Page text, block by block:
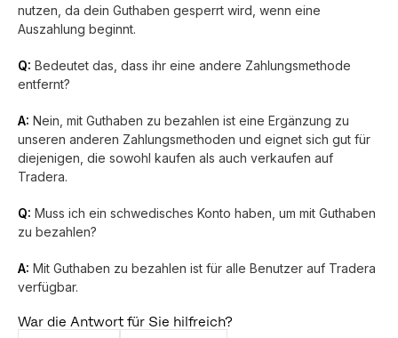
nutzen, da dein Guthaben gesperrt wird, wenn eine
Auszahlung beginnt.
Q: Bedeutet das, dass ihr eine andere Zahlungsmethode
entfernt?
A: Nein, mit Guthaben zu bezahlen ist eine Ergänzung zu
unseren anderen Zahlungsmethoden und eignet sich gut für
diejenigen, die sowohl kaufen als auch verkaufen auf
Tradera.
Q: Muss ich ein schwedisches Konto haben, um mit Guthaben
zu bezahlen?
A: Mit Guthaben zu bezahlen ist für alle Benutzer auf Tradera
verfügbar.
War die Antwort für Sie hilfreich?